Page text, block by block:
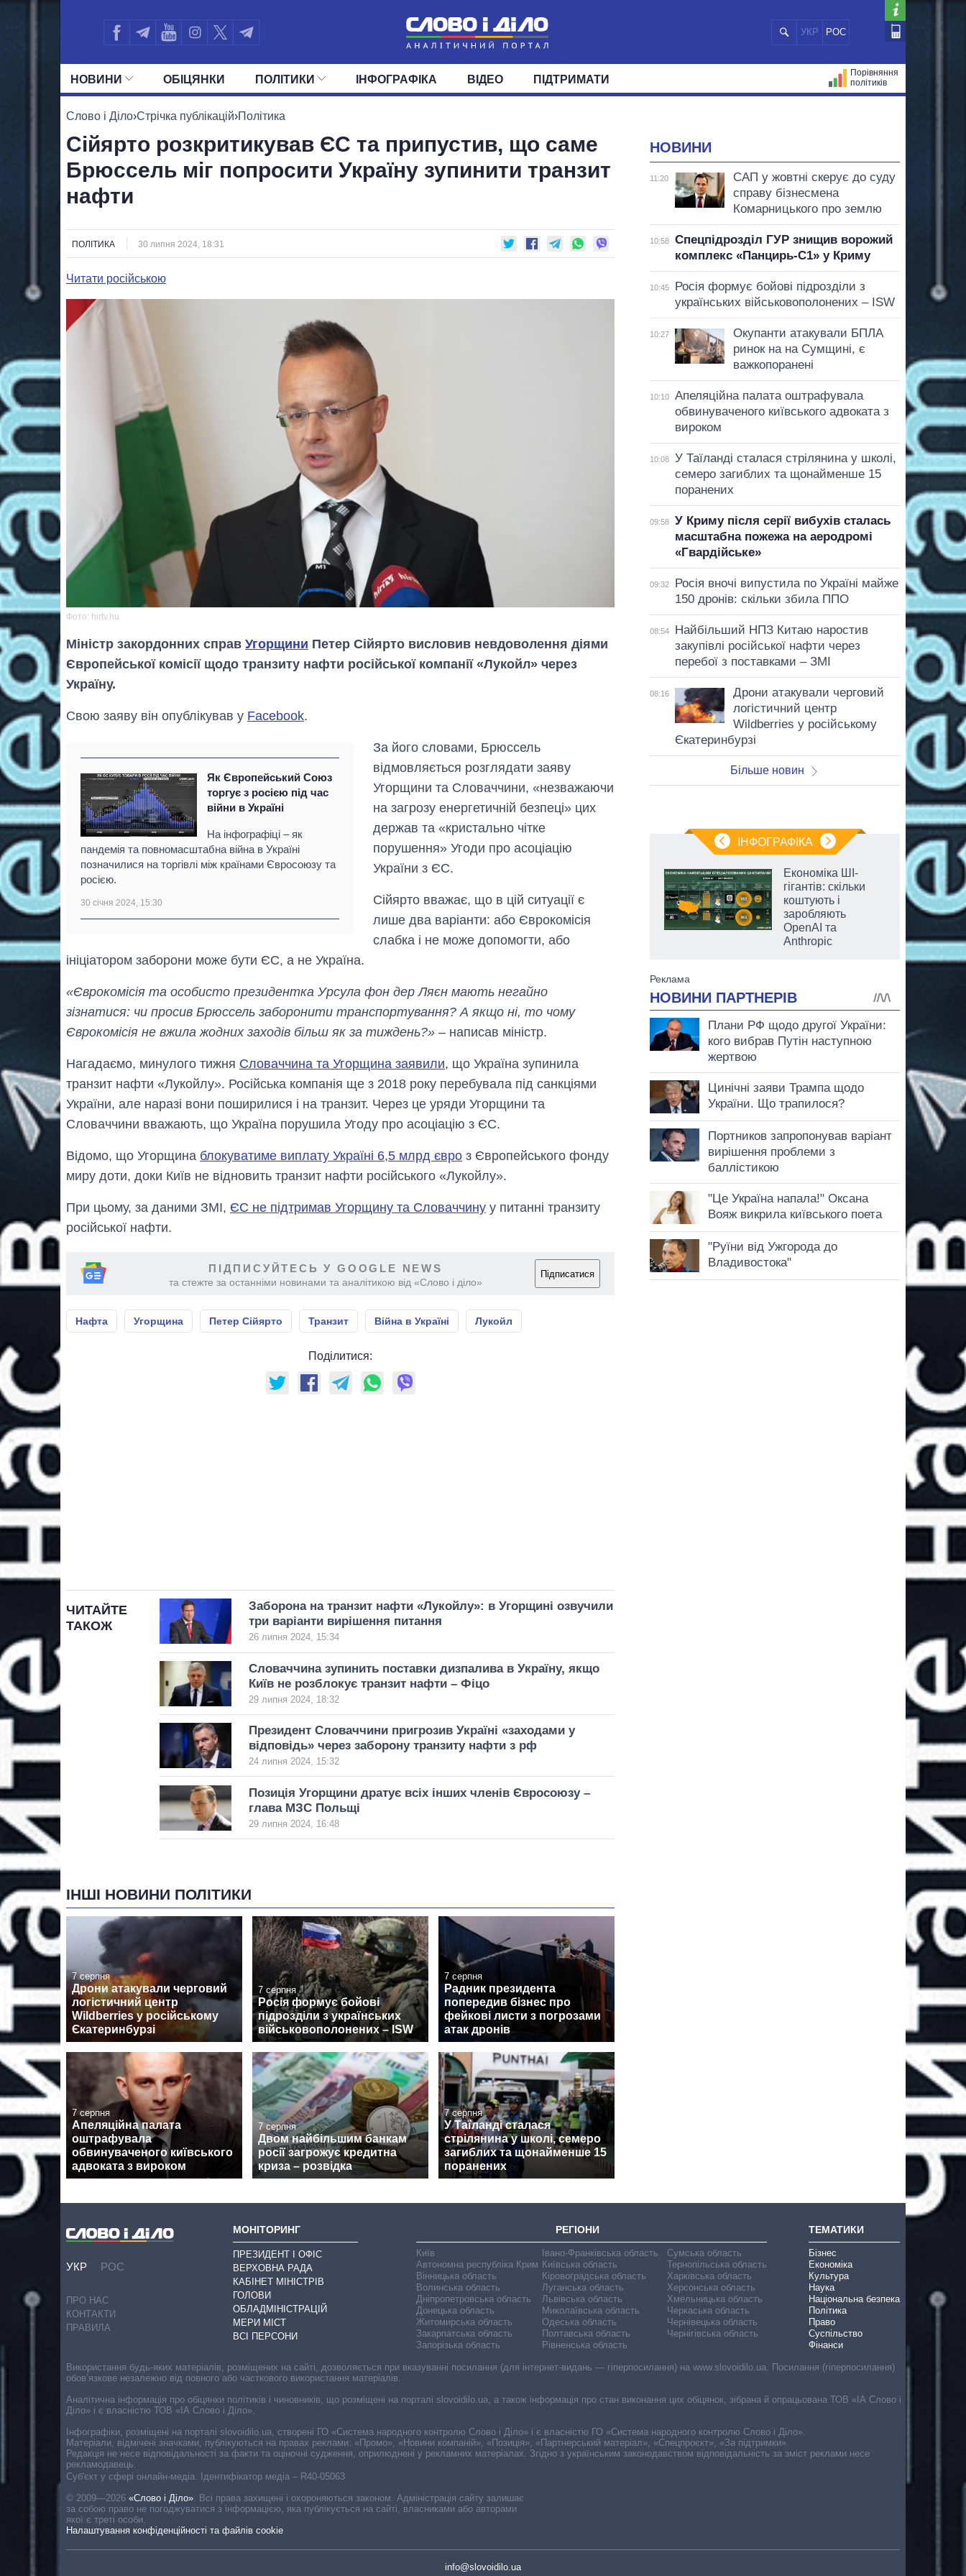
УКР РОС
НОВИНИ
ПОЛІТИКА ЕКОНОМІКА СУСПІЛЬСТВО СВІТ
ОБIЦЯНКИ ПОЛIТИКИ
УСІ ПОЛІТИКИ ПРЕЗИДЕНТ І ОФІС
ДЕПУТАТИ КОМІТЕТИ ФРАКЦІЇ ОКРУГИ
ІНФОГРАФІКА ВІДЕО ПІДТРИМАТИ
Порівняння
політиків
Слово і Діло›Стрічка публікацій›Політика
Сійярто розкритикував ЄС та припустив, що саме
Брюссель міг попросити Україну зупинити транзит
нафти
ПОЛІТИКА 30 липня 2024, 18:31
Читати російською
Фото: hirtv.hu
Міністр закордонних справ Угорщини Петер Сійярто висловив невдоволення діями
Європейської комісії щодо транзиту нафти російської компанії «Лукойл» через
Україну.
Свою заяву він опублікував у Facebook.
Як Європейський Союз
торгує з росією під час
війни в Україні
На інфографіці – як
пандемія та повномасштабна війна в Україні
позначилися на торгівлі між країнами Євросоюзу та
росією.
30 січня 2024, 15:30
За його словами, Брюссель
відмовляється розглядати заяву
Угорщини та Словаччини, «незважаючи
на загрозу енергетичній безпеці» цих
держав та «кристально чітке
порушення» Угоди про асоціацію
України з ЄС.
Сійярто вважає, що в цій ситуації є
лише два варіанти: або Єврокомісія
слабка і не може допомогти, або
ініціатором заборони може бути ЄС, а не Україна.
«Єврокомісія та особисто президентка Урсула фон дер Ляєн мають негайно
зізнатися: чи просив Брюссель заборонити транспортування? А якщо ні, то чому
Єврокомісія не вжила жодних заходів більш як за тиждень?» – написав міністр.
Нагадаємо, минулого тижня Словаччина та Угорщина заявили, що Україна зупинила
транзит нафти «Лукойлу». Російська компанія ще з 2018 року перебувала під санкціями
України, але наразі вони поширилися і на транзит. Через це уряди Угорщини та
Словаччини вважають, що Україна порушила Угоду про асоціацію з ЄС.
Відомо, що Угорщина блокуватиме виплату Україні 6,5 млрд євро з Європейського фонду
миру доти, доки Київ не відновить транзит нафти російського «Лукойлу».
При цьому, за даними ЗМІ, ЄС не підтримав Угорщину та Словаччину у питанні транзиту
російської нафти.
ПІДПИСУЙТЕСЬ У GOOGLE NEWS
та стежте за останніми новинами та аналітикою від «Слово і діло»
Підписатися
Нафта Угорщина Петер Сійярто Транзит Війна в Україні Лукойл
Поділитися:
ЧИТАЙТЕ
ТАКОЖ
Заборона на транзит нафти «Лукойлу»: в Угорщині озвучили
три варіанти вирішення питання
26 липня 2024, 15:34
Словаччина зупинить поставки дизпалива в Україну, якщо
Київ не розблокує транзит нафти – Фіцо
29 липня 2024, 18:32
Президент Словаччини пригрозив Україні «заходами у
відповідь» через заборону транзиту нафти з рф
24 липня 2024, 15:32
Позиція Угорщини дратує всіх інших членів Євросоюзу –
глава МЗС Польщі
29 липня 2024, 16:48
ІНШІ НОВИНИ ПОЛІТИКИ
7 серпня
Дрони атакували черговий
логістичний центр
Wildberries у російському
Єкатеринбурзі
7 серпня
Росія формує бойові
підрозділи з українських
військовополонених – ISW
7 серпня
Радник президента
попередив бізнес про
фейкові листи з погрозами
атак дронів
7 серпня
Апеляційна палата
оштрафувала
обвинуваченого київського
адвоката з вироком
7 серпня
Двом найбільшим банкам
росії загрожує кредитна
криза – розвідка
7 серпня
У Таїланді сталася
стрілянина у школі, семеро
загиблих та щонайменше 15
поранених
НОВИНИ
11:20
САП у жовтні скерує до суду
справу бізнесмена
Комарницького про землю
10:58
Спецпідрозділ ГУР знищив ворожий
комплекс «Панцирь-С1» у Криму
10:45
Росія формує бойові підрозділи з
українських військовополонених – ISW
10:27
Окупанти атакували БПЛА
ринок на на Сумщині, є
важкопоранені
10:10
Апеляційна палата оштрафувала
обвинуваченого київського адвоката з
вироком
10:08
У Таїланді сталася стрілянина у школі,
семеро загиблих та щонайменше 15
поранених
09:58
У Криму після серії вибухів сталась
масштабна пожежа на аеродромі
«Гвардійське»
09:32
Росія вночі випустила по Україні майже
150 дронів: скільки збила ППО
08:54
Найбільший НПЗ Китаю наростив
закупівлі російської нафти через
перебої з поставками – ЗМІ
08:16
Дрони атакували черговий
логістичний центр
Wildberries у російському
Єкатеринбурзі
Більше новин
ІНФОГРАФІКА
за літо: Київ та
область стали
головною ціллю
рф
Економіка ШІ-
гігантів: скільки
коштують і
заробляють
OpenAI та
Anthropic
УКР РОС
ПРО НАС
КОНТАКТИ
ПРАВИЛА
МОНІТОРИНГ
ПРЕЗИДЕНТ І ОФІС
ВЕРХОВНА РАДА
КАБІНЕТ МІНІСТРІВ
ГОЛОВИ
ОБЛАДМІНІСТРАЦІЙ
МЕРИ МІСТ
ВСІ ПЕРСОНИ
РЕГІОНИ
Київ
Автономна республіка Крим
Вінницька область
Волинська область
Дніпропетровська область
Донецька область
Житомирська область
Закарпатська область
Запорізька область
Івано-Франківська область
Київська область
Кіровоградська область
Луганська область
Львівська область
Миколаївська область
Одеська область
Полтавська область
Рівненська область
Сумська область
Тернопільська область
Харківська область
Херсонська область
Хмельницька область
Черкаська область
Чернівецька область
Чернігівська область
ТЕМАТИКИ
Бізнес
Економіка
Культура
Наука
Національна безпека
Політика
Право
Суспільство
Фінанси
Cуб'єкт у сфері онлайн-медіа. Ідентифікатор медіа – R40-05063
© 2009—2026 «Слово і Діло». Всі права захищені і охороняються законом. Адміністрація сайту залишає
за собою право не погоджуватися з інформацією, яка публікується на сайті, власниками або авторами
якої є треті особи.
Налаштування конфіденційності та файлів cookie
info@slovoidilo.ua
Використання будь-яких матеріалів, розміщених на сайті, дозволяється при вказуванні посилання (для інтернет-видань — гіперпосилання) на www.slovoidilo.ua. Посилання (гіперпосилання)
обов’язкове незалежно від повного або часткового використання матеріалів.
Аналітична інформація про обіцянки політиків і чиновників, що розміщені на порталі slovoidilo.ua, а також інформація про стан виконання цих обіцянок, зібрана й опрацьована ТОВ «ІА Слово і
Діло» і є власністю ТОВ «ІА Слово і Діло».
Інфографіки, розміщені на порталі slovoidilo.ua, створені ГО «Система народного контролю Слово і Діло» і є власністю ГО «Система народного контролю Слово і Діло».
Матеріали, відмічені значками, публікуються на правах реклами: «Промо», «Новини компаній», «Позиція», «Партнерський матеріал», «Спецпроєкт», «За підтримки».
Редакція не несе відповідальності за факти та оціночні судження, оприлюднені у рекламних матеріалах. Згідно з українським законодавством відповідальність за зміст реклами несе
рекламодавець.